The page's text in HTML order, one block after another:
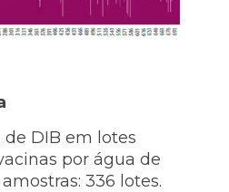
DIB em lotes
por água de
336 lotes.